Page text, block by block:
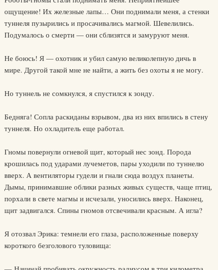
ощущение! Их железные лапы… Они поднимали меня, а стенки
туннеля пузырились и просачивались магмой. Шевелились.
Подумалось о смерти — они сблизятся и замуруют меня.
Не боюсь! Я — охотник и убил самую великолепную дичь в
мире. Другой такой мне не найти, а жить без охоты я не могу.
Но туннель не сомкнулся, я спустился к зонду.
Бедняга! Сопла раскиданы взрывом, два из них впились в стену
туннеля. Но охладитель еще работал.
Гномы повернули огневой щит, который нес зонд. Порода
крошилась под ударами лучеметов, пары уходили по туннелю
вверх. А вентиляторы гудели и гнали сюда воздух планеты.
Дымы, принимавшие облики разных живых существ, чаще птиц,
порхали в свете магмы и исчезали, уносились вверх. Наконец,
щит задвигался. Спины гномов отсвечивали красным. А игла?
Я отозвал Эрика: темнели его глаза, расположенные поверху
короткого безголового туловища: